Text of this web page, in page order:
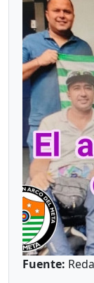
Fuente: